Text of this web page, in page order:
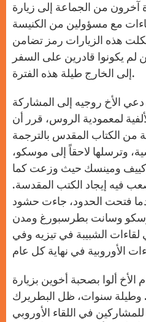
آخرون من الجماعة إلى زيارة
مع مسؤولين من الكنيسة
هذه الزيارات رمز تضامن
لم يكونوا قادرين على السفر
إلى الخارج طيلة هذه الفترة.
وبعد أن دعي الأخ روجيه إلى المشاركة
لمعمودية الروس، قرر أن
من الكتاب المقدس بالترجمة
وترسلها لاحقاً إلى موسكو،
ومينسك حيث وزعت كما
فيه إيجاد الكتب المقدسة.
فتحت الحدود، جاءت حشود
وسانت بطرسبورغ ومدن
الشبيبة في تيزيه وفي
2006، قام الأخ ألوا بصحبة أخوين بزيارة
وطيلة سنوات، ظل البطريرك
في اللقاء الأوروبي